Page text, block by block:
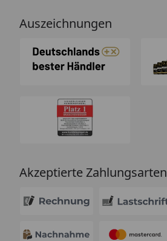
Auszeichnungen
Akzeptierte Zahlungsarten